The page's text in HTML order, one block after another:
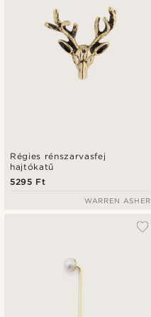
Régies rénszarvasfej
hajtókatű
5295 Ft
WARREN ASHER